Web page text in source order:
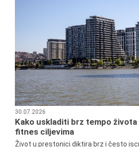
30.07.2026
Kako uskladiti brz tempo života
fitnes ciljevima
Život u prestonici diktira brz i često